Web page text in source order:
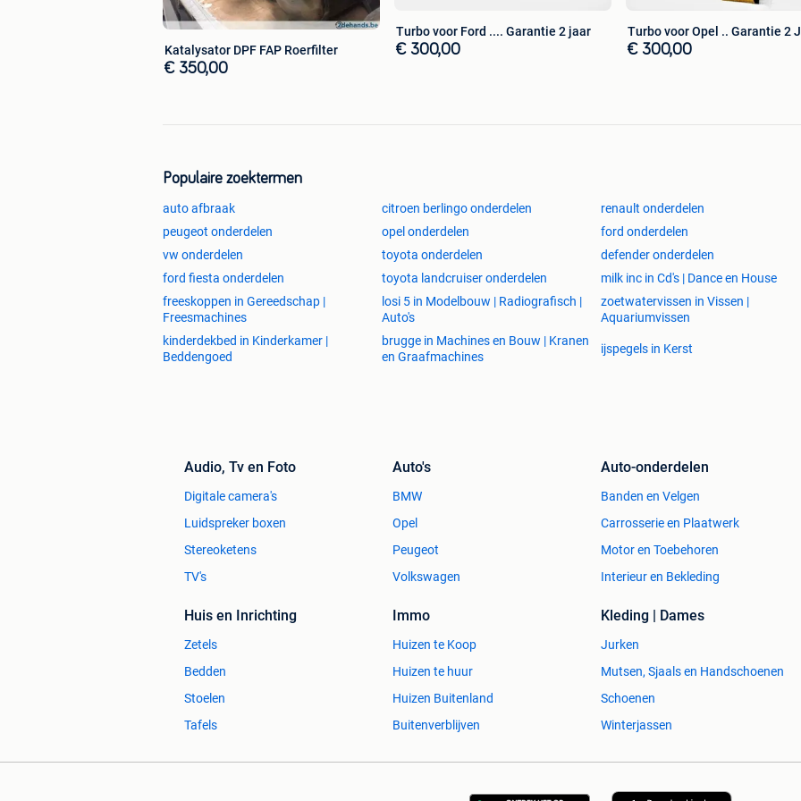
3500 Hasselt
**********Met 2 jaar garantie *****************
Katalysator DPF FAP Roerfilter
€ 350,00
Turbo voor Ford .... Garantie 2 jaar
€ 300,00
Turbo voor Opel .. Garantie 2
€ 300,00
Populaire zoektermen
auto afbraak citroen berlingo onderdelen
renault onderdelen
peugeot onderdelen
opel onderdelen
ford onderdelen
vw onderdelen
toyota onderdelen
defender onderdelen
ford fiesta onderdelen
toyota landcruiser onderdelen
milk inc in Cd's | Dance en House
freeskoppen in Gereedschap |
Freesmachines
losi 5 in Modelbouw | Radiografisch |
Auto's
zoetwatervissen in Vissen |
Aquariumvissen
kinderdekbed in Kinderkamer |
Beddengoed
brugge in Machines en Bouw | Kranen
en Graafmachines
ijspegels in Kerst
Audio, Tv en Foto
Digitale camera's
Luidspreker boxen
Stereoketens
TV's
Auto's
BMW
Opel
Peugeot
Volkswagen
Auto-onderdelen
Banden en Velgen
Carrosserie en Plaatwerk
Motor en Toebehoren
Interieur en Bekleding
Huis en Inrichting
Zetels
Bedden
Stoelen
Tafels
Immo
Huizen te Koop
Huizen te huur
Huizen Buitenland
Buitenverblijven
Kleding | Dames
Jurken
Mutsen, Sjaals en Handschoenen
Schoenen
Winterjassen